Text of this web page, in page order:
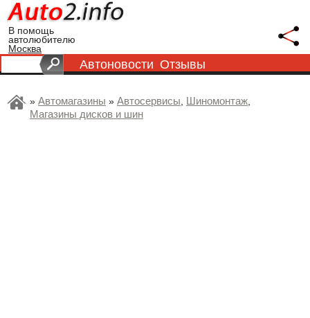
В помощь
автолюбителю
Москва
Автоновости Отзывы
» Автомагазины » Автосервисы, Шиномонтаж,
Магазины дисков и шин